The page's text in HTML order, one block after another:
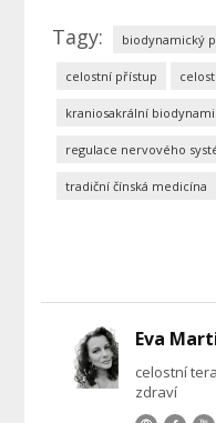
Tagy: biodynamický
celostní přístup
kraniosakrální
regulace nervového
tradiční čínská medicína
Eva
celostní
zdraví